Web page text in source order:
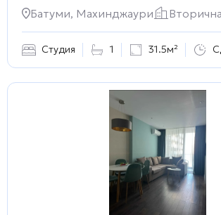
Батуми, Махинджаури
Студия 1 31.5м²